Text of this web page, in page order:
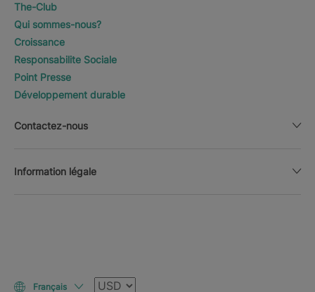
The-Club
Qui sommes-nous?
Croissance
Responsabilite Sociale
Point Presse
Développement durable
Contactez-nous
Information légale
Français Devise